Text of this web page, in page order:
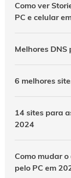
Como ver
PC e celular
Melhores
6 melhores
14 sites para
2024
Como mudar
pelo PC em